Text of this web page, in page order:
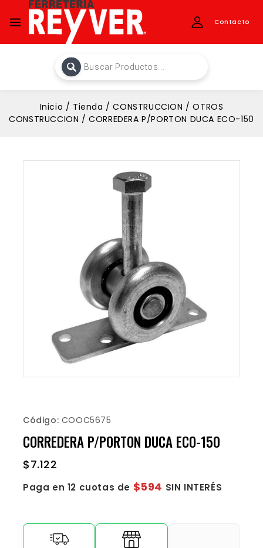
Contacto
Inicio / Tienda / CONSTRUCCION / OTROS
CONSTRUCCION / CORREDERA P/PORTON DUCA ECO-150
Código: COOC5675
CORREDERA P/PORTON DUCA ECO-150
$7.122
Paga en 12 cuotas de $594 SIN INTERÉS